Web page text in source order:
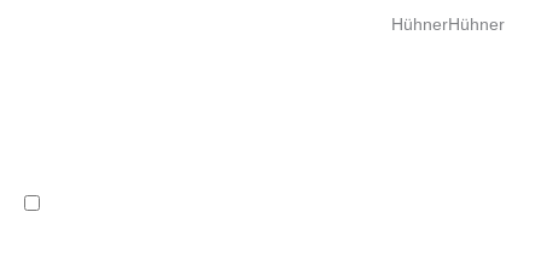
HühnerHühner